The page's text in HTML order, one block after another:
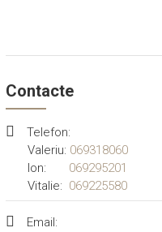
Contacte
Telefon:
Valeriu: 069318060
Ion: 069295201
Vitalie: 069225580
Email: